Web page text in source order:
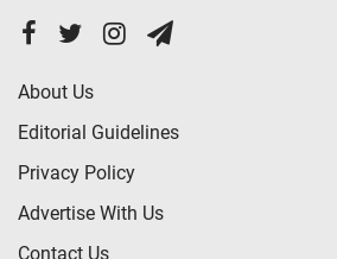
About Us
Editorial Guidelines
Privacy Policy
Advertise With Us
Contact Us